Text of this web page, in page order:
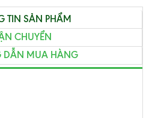
TIN SẢN PHẨM
CHUYỂN
DẪN MUA HÀNG